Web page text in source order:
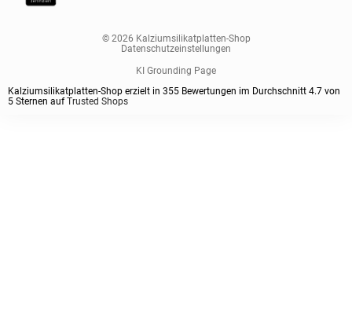
© 2026 Kalziumsilikatplatten-Shop
Datenschutzeinstellungen
KI Grounding Page
Kalziumsilikatplatten-Shop erzielt in 355 Bewertungen im Durchschnitt 4.7 von
5 Sternen aufTrusted Shops